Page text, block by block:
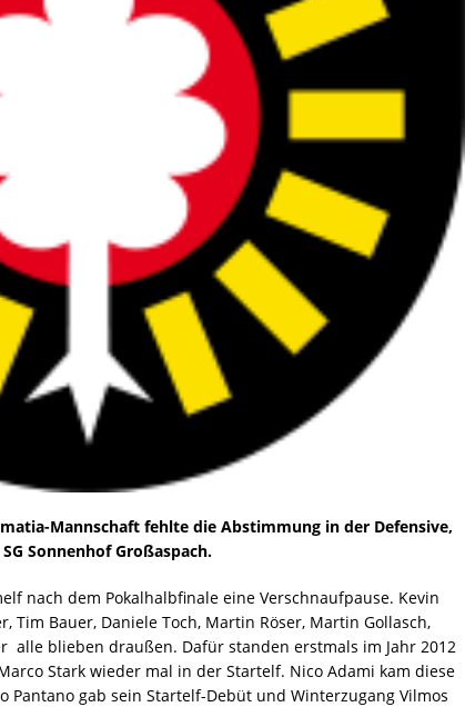
Mannschaft fehlte die Abstimmung in der Defensive,
Sonnenhof Großaspach.
nach dem Pokalhalbfinale eine Verschnaufpause. Kevin
Tim Bauer, Daniele Toch, Martin Röser, Martin Gollasch,
 alle blieben draußen. Dafür standen erstmals im Jahr 2012
Stark wieder mal in der Startelf. Nico Adami kam diese
Pantano gab sein Startelf-Debüt und Winterzugang Vilmos